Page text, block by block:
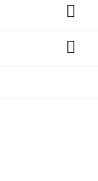

